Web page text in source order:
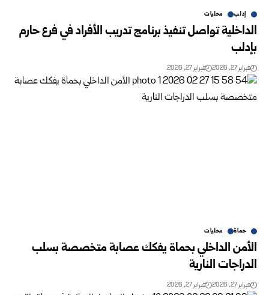
إدلب محليات
الداخلية تواصل تنفيذ برنامج تدريب الأفراد في فرع حارم
بإدلب
فبراير 27, 2026 فبراير 27, 2026
حماة محليات
الأمن الداخلي بحماة يفكك عصابة متخصصة بسلب
الدراجات النارية
فبراير 27, 2026 فبراير 27, 2026